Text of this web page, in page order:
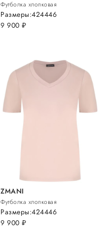
Футболка хлопковая
9 900руб.
Размеры:424446
ZMANI
Футболка хлопковая
9 900руб.
Размеры:424446